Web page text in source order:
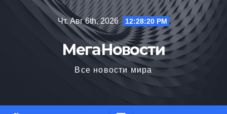
Чт. Авг 6th, 2026 12:28:21 PM
МегаНовости
Все новости мира